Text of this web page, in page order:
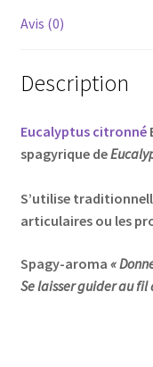
Avis (0)
Description
Eucalyptus citronné
spagyrique de
S’utilise
articulaires ou les
Spagy-aroma «
Se laisser guider au fil